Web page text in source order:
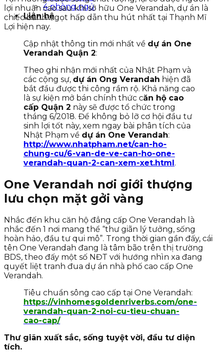
4 phòng ngủ
Liên hệ
lợi nhuận cao sau khi sở hữu One Verandah, dự án là
chiếc bánh ngọt hấp dẫn thu hút nhất tại Thạnh Mĩ
Lợi hiện nay.
Cập nhật thông tin mới nhất về dự án One
Verandah Quận 2:
Theo ghi nhận mới nhất của Nhật Phạm và
các cộng sự, dự án Ong Verandah hiện đã
bắt đầu được thi công rầm rộ. Khả năng cao
là sự kiện mở bán chính thức căn hộ cao
cấp Quận 2 này sẽ được tổ chức trong
tháng 6/2018. Để không bỏ lỡ cơ hội đầu tư
sinh lợi tốt này, xem ngay bài phân tích của
Nhật Phạm về dự án One Verandah:
http://www.nhatpham.net/can-ho-
chung-cu/6-van-de-ve-can-ho-one-
verandah-quan-2-can-xem-xet.html.
One Verandah nơi giới thượng
lưu chọn mặt gởi vàng
Nhắc đến khu căn hộ đẳng cấp One Verandah là
nhắc đến 1 nơi mang thể “thư giãn lý tưởng, sống
hoàn hảo, đầu tư qui mô”. Trong thời gian gần đấy, cái
tên One Verandah đang là tâm bão trên thị trường
BDS, theo đấy một số NĐT với hướng nhìn xa đang
quyết liệt tranh đua dự án nhà phố cao cấp One
Verandah.
Tiêu chuẩn sông cao cấp tại One Verandah:
https://vinhomesgoldenriverbs.com/one-
verandah-quan-2-noi-cu-tieu-chuan-
cao-cap/
Thư giãn xuất sắc, sống tuyệt vời, đầu tư diện
tích.